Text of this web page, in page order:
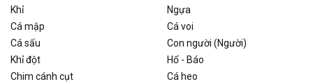
Khỉ
Ngựa
Cá mập
Cá voi
Cá sấu
Con người (Người)
Khỉ đột
Hổ - Báo
Chim cánh cụt
Cá heo